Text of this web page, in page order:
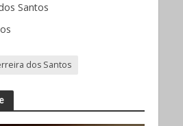
Santos
dos Santos